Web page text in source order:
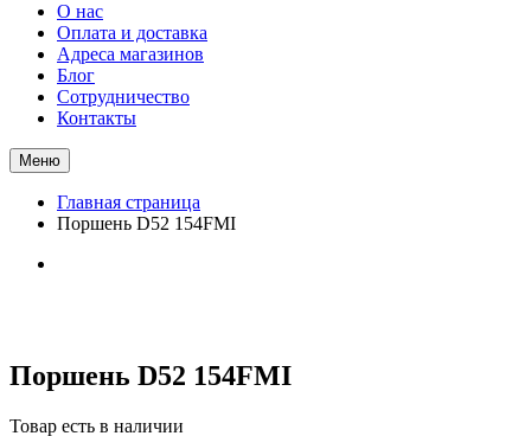
О нас
Оплата и доставка
Адреса магазинов
Блог
Сотрудничество
Контакты
Меню
Главная страница
Поршень D52 154FMI
Поршень D52 154FMI
Товар есть в наличии